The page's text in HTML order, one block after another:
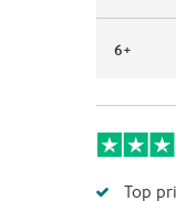
6+
Top